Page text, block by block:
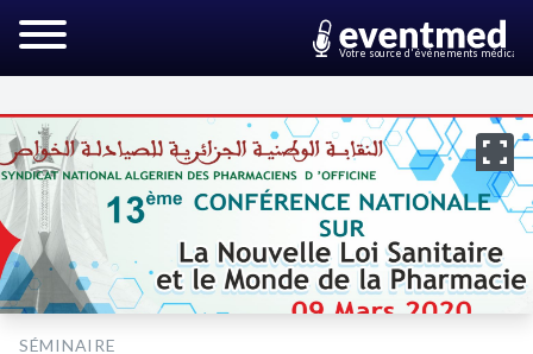
Votre source d'événements médicaux
SÉMINAIRE